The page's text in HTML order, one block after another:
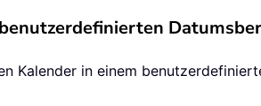
Kalender in einem